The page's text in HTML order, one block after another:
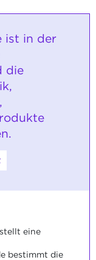
ist in der
die
eine
bestimmt die